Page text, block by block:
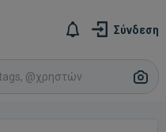
Σύνδεση